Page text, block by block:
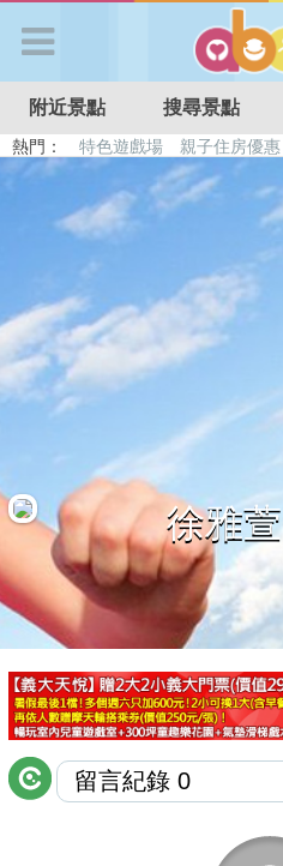
APP登入
首 頁
搜尋景點
好康優惠
最新留言
商家合作
推薦景點
討論區
聯絡我們
附近景點 搜尋景點
熱門： 特色遊戲場 親子住房優惠
溜滑梯民宿
觀光工廠
徐雅萱